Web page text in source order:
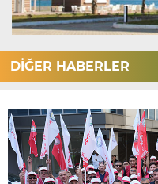
DİĞER HABERLER